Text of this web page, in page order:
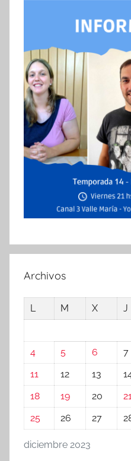
Archivos
diciembre 2023
L M X J
4
5 6 7
11
12 13
18
19 20
25
26 27